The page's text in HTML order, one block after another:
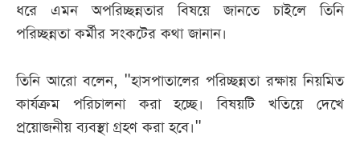
ধরে এমন অপরিচ্ছন্নতার বিষয়ে জানতে চাইলে তিনি
পরিচ্ছন্নতা কর্মীর সংকটের কথা জানান।
তিনি আরো বলেন, "হাসপাতালের পরিচ্ছন্নতা রক্ষায় নিয়মিত
কার্যক্রম পরিচালনা করা হচ্ছে। বিষয়টি খতিয়ে দেখে
প্রয়োজনীয় ব্যবস্থা গ্রহণ করা হবে।"